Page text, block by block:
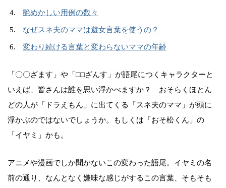
艶めかしい用例の数々
なぜスネ夫のママは遊女言葉を使うの？
変わり続ける言葉と変わらないママの年齢
「〇〇ざます」や「□□ざんす」が語尾につくキャラクターと
いえば、皆さんは誰を思い浮かべますか？ おそらくほとん
どの人が「ドラえもん」に出てくる「スネ夫のママ」が頭に
浮かぶのではないでしょうか。もしくは「おそ松くん」の
「イヤミ」かも。
アニメや漫画でしか聞かないこの変わった語尾。イヤミの名
前の通り、なんとなく嫌味な感じがするこの言葉、そもそも